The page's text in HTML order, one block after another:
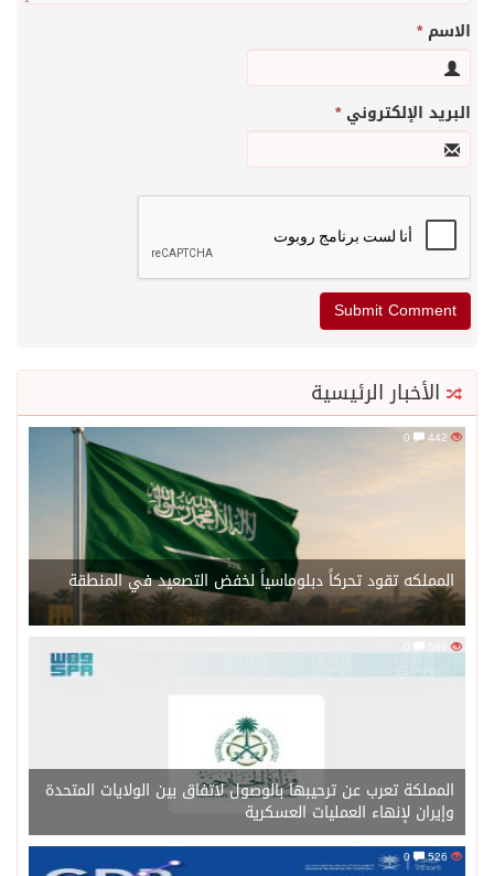
الاسم*
البريد الإلكتروني*
الأخبار الرئيسية
المملكه تقود تحركاً دبلوماسياً لخفض التصعيد في المنطقة
589
المملكة تعرب عن ترحيبها بالوصول لاتفاق بين الولايات المتحدة
وإيران لإنهاء العمليات العسكرية
526